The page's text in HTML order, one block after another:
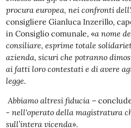
procura europea, nei confronti
consigliere Gianluca Inzerillo,
in Consiglio comunale, «a nome
consiliare, esprime totale
azienda, sicuri che potranno
ai fatti loro contestati e di avere
legge.
Abbiamo altresì fiducia –
- nell'operato della magistratura
sull’intera vicenda».